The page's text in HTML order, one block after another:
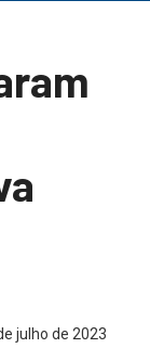
julho de 2023